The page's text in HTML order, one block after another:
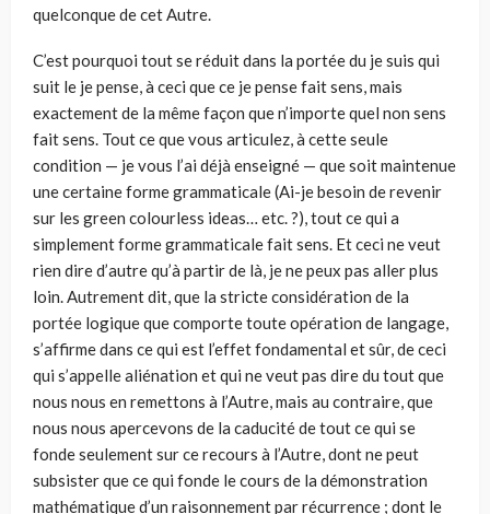
quelconque de cet Autre.
C’est pourquoi tout se réduit dans la portée du je suis qui
suit le je pense, à ceci que ce je pense fait sens, mais
exactement de la même façon que n’importe quel non sens
fait sens. Tout ce que vous articulez, à cette seule
condition — je vous l’ai déjà enseigné — que soit maintenue
une certaine forme grammaticale (Ai-je besoin de revenir
sur les green colourless ideas… etc. ?), tout ce qui a
simplement forme grammaticale fait sens. Et ceci ne veut
rien dire d’autre qu’à partir de là, je ne peux pas aller plus
loin. Autrement dit, que la stricte considération de la
portée logique que comporte toute opération de langage,
s’affirme dans ce qui est l’effet fondamental et sûr, de ceci
qui s’appelle aliénation et qui ne veut pas dire du tout que
nous nous en remettons à l’Autre, mais au contraire, que
nous nous apercevons de la caducité de tout ce qui se
fonde seulement sur ce recours à l’Autre, dont ne peut
subsister que ce qui fonde le cours de la démonstration
mathématique d’un raisonnement par récurrence ; dont le